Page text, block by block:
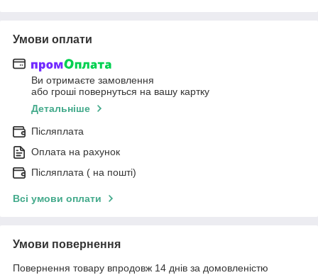
Умови оплати
Ви отримаєте замовлення
або гроші повернуться на вашу картку
Детальніше
Післяплата
Оплата на рахунок
Післяплата ( на пошті)
Всі умови оплати
Умови повернення
Повернення товару впродовж 14 днів за домовленістю